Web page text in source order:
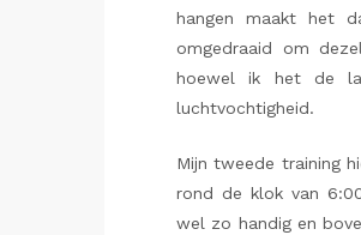
hangen maakt het
omgedraaid om
hoewel ik het de
luchtvochtigheid.
Mijn tweede training
rond de klok van
wel zo handig en